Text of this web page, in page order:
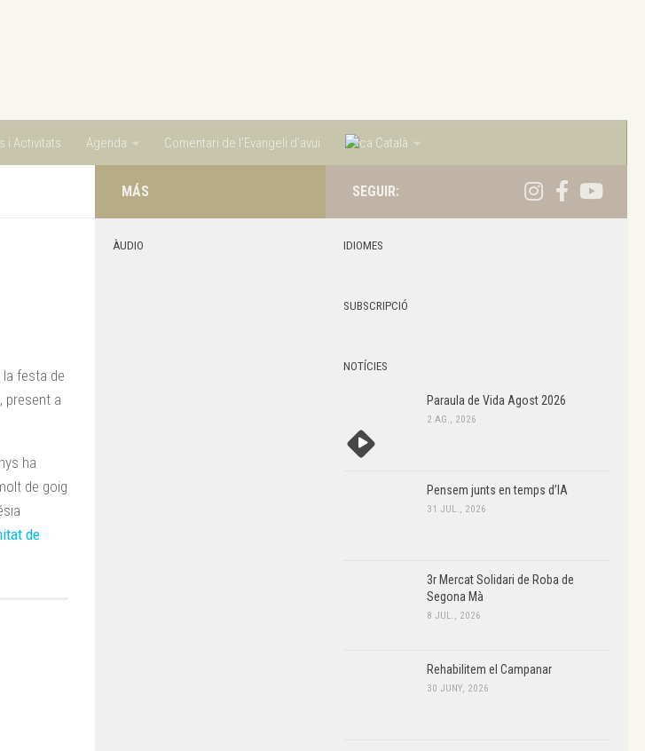
i Activitats Agenda Comentari de l’Evangeli d’avui Català
la festa de
present a
ha
de goig
de
SEGUIR:
IDIOMES
SUBSCRIPCIÓ
NOTÍCIES
Paraula de Vida Agost 2026
2 AG., 2026
Pensem junts en temps d’IA
31 JUL., 2026
3r Mercat Solidari de Roba de
Segona Mà
8 JUL., 2026
Rehabilitem el Campanar
30 JUNY, 2026
MÁS
ÀUDIO